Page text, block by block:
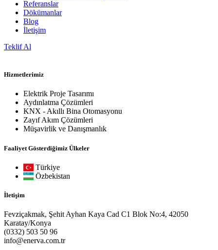
Referanslar
Dökümanlar
Blog
İletişim
Teklif Al
Hizmetlerimiz
Elektrik Proje Tasarımı
Aydınlatma Çözümleri
KNX - Akıllı Bina Otomasyonu
Zayıf Akım Çözümleri
Müşavirlik ve Danışmanlık
Faaliyet Gösterdiğimiz Ülkeler
Türkiye
Özbekistan
İletişim
Fevziçakmak, Şehit Ayhan Kaya Cad C1 Blok No:4, 42050
Karatay/Konya
(0332) 503 50 96
info@enerva.com.tr